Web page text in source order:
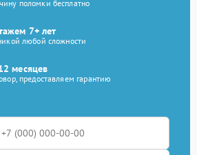
поломки бесплатно
7+ лет
любой сложности
месяцев
предоставляем гарантию